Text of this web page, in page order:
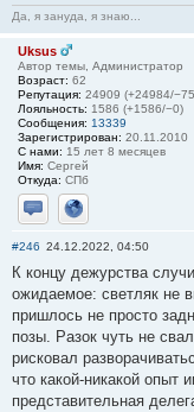
Да, я зануда, я знаю...
Uksus
Автор темы, Администратор
Возраст: 62
Репутация: 24909 (+24984/
Лояльность: 1586 (+1586/−0)
Сообщения: 13339
Зарегистрирован: 20.11.2010
С нами: 15 лет 8 месяцев
Имя: Сергей
Откуда: СПб
Отправить личное
Сайт
#246 24.12.2022, 04:50
К концу дежурства
ожидаемое: светляк не
пришлось не просто
позы. Разок чуть не
рисковал
что какой-никакой опыт
представительная